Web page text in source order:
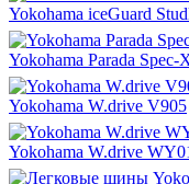
Yokohama iceGuard
Yokohama Parada Spec-
Yokohama W.drive V905
Yokohama W.drive